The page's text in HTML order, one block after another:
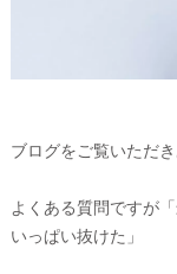
ブログをご覧いただ
よくある質問ですが
いっぱい抜けた」